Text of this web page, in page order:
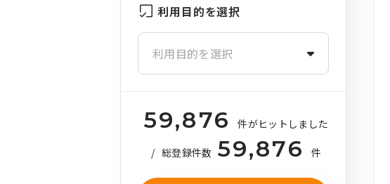
利用目的を選択
利用目的を選択
59,876 件がヒットしました
/ 総登録件数 59,876 件